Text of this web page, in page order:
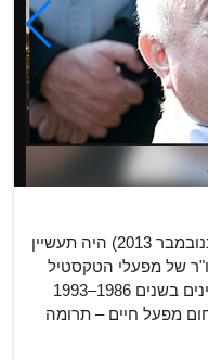
דב לאוטמן (29 בפברואר 1936 - 23 בנובמבר 2013) היה תעשיין
של מפעלי הטקסטיל
"דלתא גליל", נשיא התאחדות התעשיינים בשנים 1986–1993
מפעל חיים – תרומה